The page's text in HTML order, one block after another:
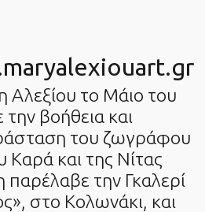
Αλεξίου το Μάιο του
βοήθεια και
του ζωγράφου
Καρά και της Νίτας
την Γκαλερί
στο Κολωνάκι, και